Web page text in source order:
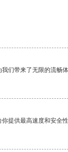
们带来了无限的流畅体
提供最高速度和安全